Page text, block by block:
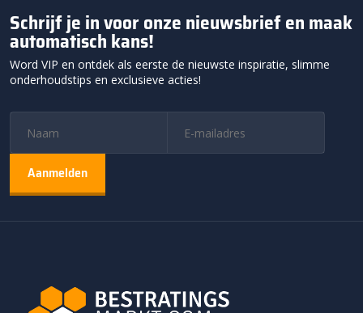
Schrijf je in voor onze nieuwsbrief en maak
automatisch kans!
Word VIP en ontdek als eerste de nieuwste inspiratie, slimme
onderhoudstips en exclusieve acties!